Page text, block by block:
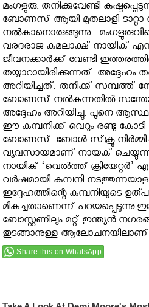
മംഗളുരു: തനിക്കുവേണ്ടി
ബോണസ് ആയി മുതലാളി
നൽകാനൊരുങ്ങുന്നു .
വരദരാജ കമലാക്ഷ് നായിക്
ജീവനക്കാർക്ക് വേണ്ടി
തയ്യാറായിരിക്കുന്നത്.
അറിയിച്ചത്. തനിക്ക് സമ്പത്ത്
ബോണസ് നല്‍കുന്നതില്‍
അദ്ദേഹം അറിയിച്ചു. പൂനെ
ഈ കമ്പനിക്ക് വെറും രണ്ടു
ബോണസ്. ബോള്‍ സ്‌ക്രൂ നിര്‍മ്മിച്ച്
വ്യവസായമാണ് നായക്
നായിക് ‘വെല്‍ത്ത് ക്രിയേറ്റര്‍’
വര്‍ഷമായി കമ്പനി
ഇദ്ദേഹത്തിന്റെ കമ്പനിയുടെ
മികച്ചതാണെന്ന്
ബോസ്റ്റണിലും മറ്റ് ഇന്ത്യന്‍
തുടങ്ങാനുള്ള
Share this on WhatsApp